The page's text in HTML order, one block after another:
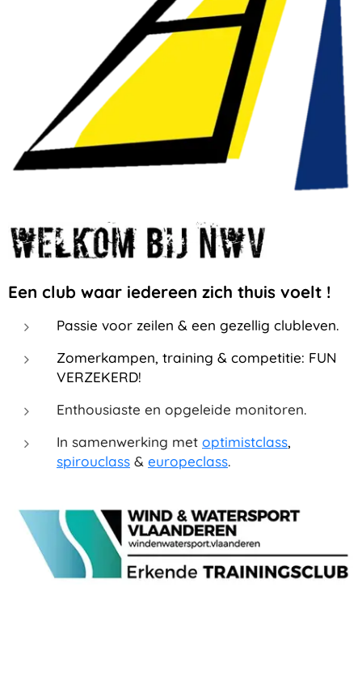
Een club waar iedereen zich thuis voelt !
Passie voor zeilen & een gezellig clubleven.
Zomerkampen, training & competitie: FUN
VERZEKERD!
Enthousiaste en opgeleide monitoren.
In samenwerking met optimistclass,
spirouclass & europeclass.